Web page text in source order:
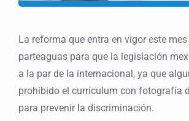
La reforma que entra en vigor este mes
parteaguas para que la legislación
a la par de la internacional, ya que
prohibido el currículum con fotografía
para prevenir la discriminación.